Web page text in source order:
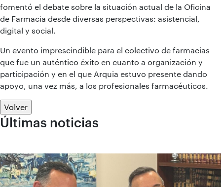
fomentó el debate sobre la situación actual de la Oficina
de Farmacia desde diversas perspectivas: asistencial,
digital y social.
Un evento imprescindible para el colectivo de farmacias
que fue un auténtico éxito en cuanto a organización y
participación y en el que Arquia estuvo presente dando
apoyo, una vez más, a los profesionales farmacéuticos.
Volver
Últimas noticias